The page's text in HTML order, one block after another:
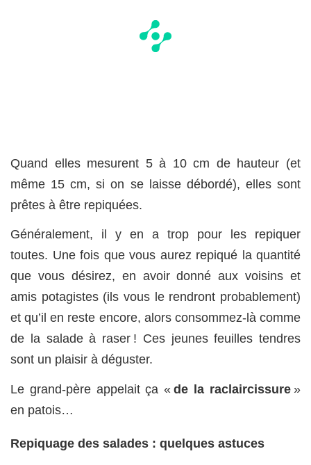
Quand elles mesurent 5 à 10 cm de hauteur (et
même 15 cm, si on se laisse débordé), elles sont
prêtes à être repiquées.
Généralement, il y en a trop pour les repiquer
toutes. Une fois que vous aurez repiqué la quantité
que vous désirez, en avoir donné aux voisins et
amis potagistes (ils vous le rendront probablement)
et qu’il en reste encore, alors consommez-là comme
de la salade à raser ! Ces jeunes feuilles tendres
sont un plaisir à déguster.
Le grand-père appelait ça «de la raclaircissure »
en patois…
Repiquage des salades : quelques astuces